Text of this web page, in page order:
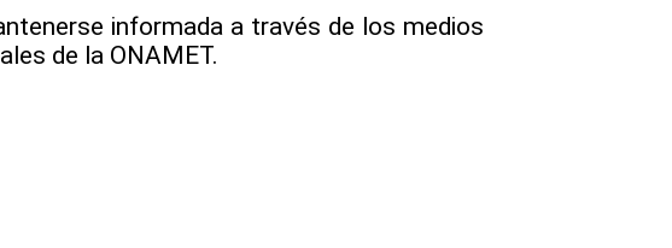
informada a través de los medios
de la ONAMET.